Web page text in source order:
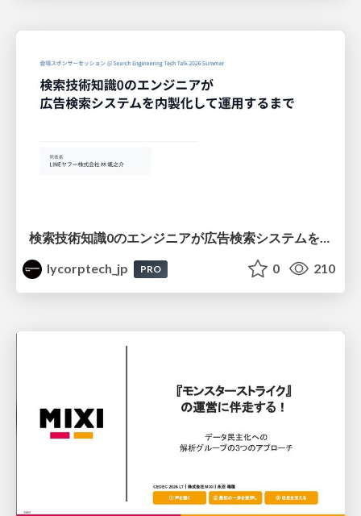
検索技術知識0のエンジニアが広告検索システムを内製化して運用するまで
lycorptech_jp
PRO 0 210